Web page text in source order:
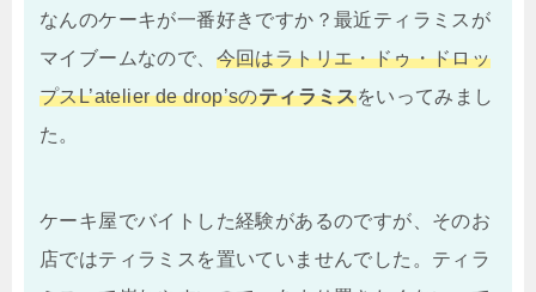
なんのケーキが一番好きですか？最近ティラミスが
マイブームなので、 今回はラトリエ・ドゥ・ドロッ
プスL’atelier de drop’sのティラミスをいってみまし
た。
ケーキ屋でバイトした経験があるのですが、そのお
店ではティラミスを置いていませんでした。ティラ